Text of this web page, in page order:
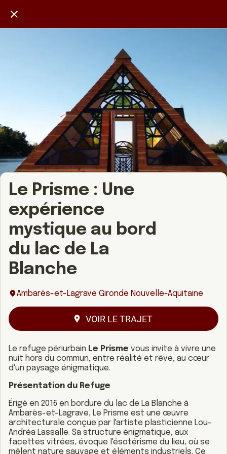
Le Prisme : Une
expérience
mystique au bord
du lac de La
Blanche
Ambarès-et-Lagrave Gironde Nouvelle-Aquitaine
VOIR LE TRAJET
Le refuge périurbain Le Prisme vous invite à vivre une
nuit hors du commun, entre réalité et rêve, au cœur
d'un paysage énigmatique.
Présentation du Refuge
Érigé en 2016 en bordure du lac de La Blanche à
Ambarès-et-Lagrave, Le Prisme est une œuvre
architecturale conçue par l'artiste plasticienne Lou-
Andréa Lassalle. Sa structure énigmatique, aux
facettes vitrées, évoque l'ésotérisme du lieu, où se
mêlent nature sauvage et éléments industriels. Ce